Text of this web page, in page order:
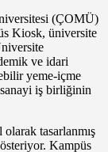
(ÇOMÜ)
Kiosk, üniversite
ve idari
yeme-içme
iş birliğinin
tasarlanmış
Kampüs